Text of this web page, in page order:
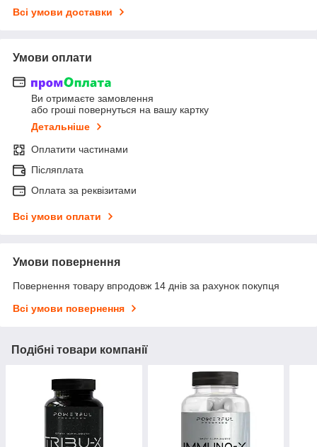
Всі умови доставки
Умови оплати
Ви отримаєте замовлення
або гроші повернуться на вашу картку
Детальніше
Оплатити частинами
Післяплата
Оплата за реквізитами
Всі умови оплати
Умови повернення
Повернення товару впродовж 14 днів за рахунок покупця
Всі умови повернення
Подібні товари компанії